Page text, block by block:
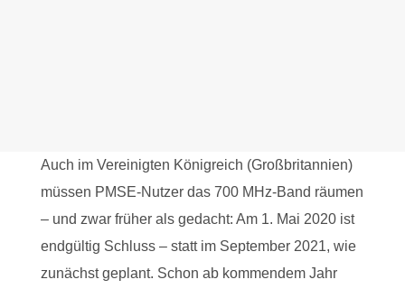
Auch im Vereinigten Königreich (Großbritannien)
müssen PMSE-Nutzer das 700 MHz-Band räumen
– und zwar früher als gedacht: Am 1. Mai 2020 ist
endgültig Schluss – statt im September 2021, wie
zunächst geplant. Schon ab kommendem Jahr